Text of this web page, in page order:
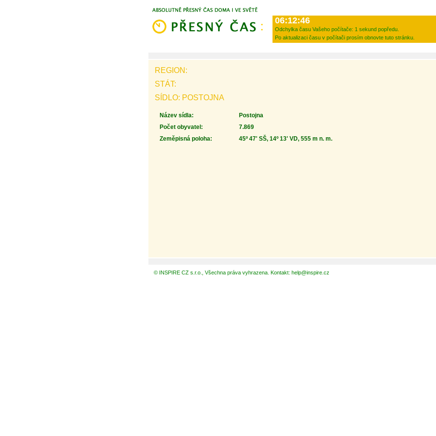
06:12:46
Odchylka času Vašeho počítače: 1 sekund popředu.
Po aktualizaci času v počítači prosím obnovte tuto stránku.
REGION:
STÁT:
SÍDLO: POSTOJNA
Název sídla:
Postojna
Počet obyvatel:
7.869
Zeměpisná poloha:
45º 47' SŠ, 14º 13' VD, 555 m n. m.
© INSPIRE CZ s.r.o., Všechna práva vyhrazena. Kontakt: help@inspire.cz